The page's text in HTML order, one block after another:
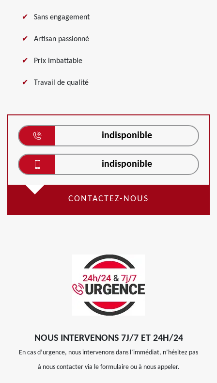
Sans engagement
Artisan passionné
Prix imbattable
Travail de qualité
indisponible
indisponible
CONTACTEZ-NOUS
NOUS INTERVENONS 7J/7 ET 24H/24
En cas d’urgence, nous intervenons dans l’immédiat, n’hésitez pas
à nous contacter via le formulaire ou à nous appeler.